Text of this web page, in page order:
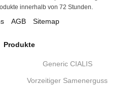
innerhalb von 72 Stunden.
AGB Sitemap
Produkte
Generic CIALIS
Vorzeitiger Samenerguss